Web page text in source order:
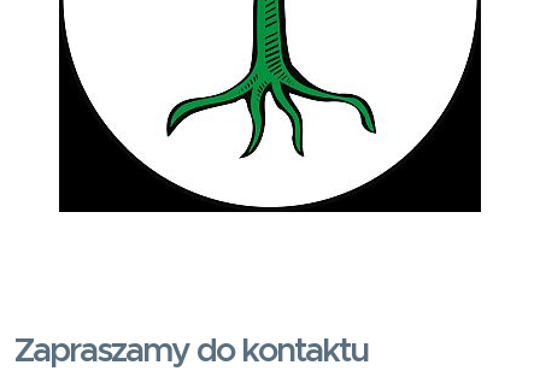
Zapraszamy do kontaktu